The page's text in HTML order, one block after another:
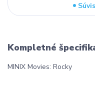
Kompletné
MINIX Movies: Rocky